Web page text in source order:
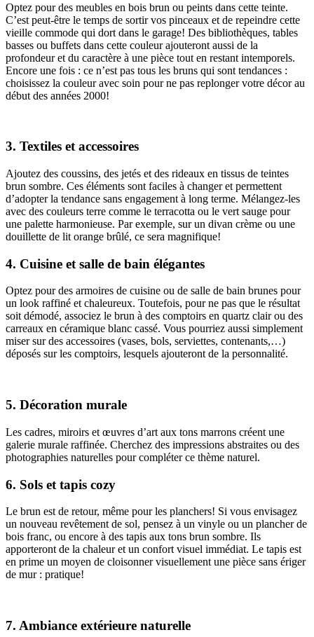
Optez pour des meubles en bois brun ou peints dans cette teinte.
C’est peut-être le temps de sortir vos pinceaux et de repeindre cette
vieille commode qui dort dans le garage! Des bibliothèques, tables
basses ou buffets dans cette couleur ajouteront aussi de la
profondeur et du caractère à une pièce tout en restant intemporels.
Encore une fois : ce n’est pas tous les bruns qui sont tendances :
choisissez la couleur avec soin pour ne pas replonger votre décor au
début des années 2000!
3. Textiles et accessoires
Ajoutez des coussins, des jetés et des rideaux en tissus de teintes
brun sombre. Ces éléments sont faciles à changer et permettent
d’adopter la tendance sans engagement à long terme. Mélangez-les
avec des couleurs terre comme le terracotta ou le vert sauge pour
une palette harmonieuse. Par exemple, sur un divan crème ou une
douillette de lit orange brûlé, ce sera magnifique!
4. Cuisine et salle de bain élégantes
Optez pour des armoires de cuisine ou de salle de bain brunes pour
un look raffiné et chaleureux. Toutefois, pour ne pas que le résultat
soit démodé, associez le brun à des comptoirs en quartz clair ou des
carreaux en céramique blanc cassé. Vous pourriez aussi simplement
miser sur des accessoires (vases, bols, serviettes, contenants,…)
déposés sur les comptoirs, lesquels ajouteront de la personnalité.
5. Décoration murale
Les cadres, miroirs et œuvres d’art aux tons marrons créent une
galerie murale raffinée. Cherchez des impressions abstraites ou des
photographies naturelles pour compléter ce thème naturel.
6. Sols et tapis cozy
Le brun est de retour, même pour les planchers! Si vous envisagez
un nouveau revêtement de sol, pensez à un vinyle ou un plancher de
bois franc, ou encore à des tapis aux tons brun sombre. Ils
apporteront de la chaleur et un confort visuel immédiat. Le tapis est
en prime un moyen de cloisonner visuellement une pièce sans ériger
de mur : pratique!
7. Ambiance extérieure naturelle